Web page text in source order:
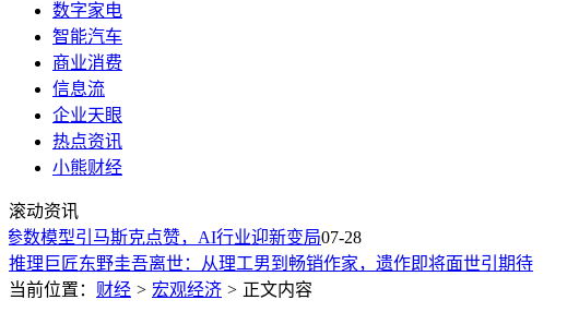
数字家电
智能汽车
商业消费
信息流
企业天眼
热点资讯
小熊财经
滚动资讯
模型引马斯克点赞，AI行业迎新变局07-28
易氢动力获融资布局氢能航空：液冷锚定未来，空冷抢占低空经济先机
品质消费浪潮下，国际零售加速转型探寻新增长极
大城舜丰村镇银行迎新掌舵人 王晓辉获核准出任董事长
推理巨匠东野圭吾离世：从理工男到畅销作家，遗作即将面世引期待
2026上半年武汉经济稳中向好 新兴产业强势崛起引领中部发展
当前位置： 财经 > 宏观经济 > 正文内容